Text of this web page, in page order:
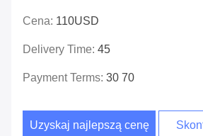
Cena: 110USD
Delivery Time: 45
Payment Terms: 30 70
Uzyskaj najlepszą cenę